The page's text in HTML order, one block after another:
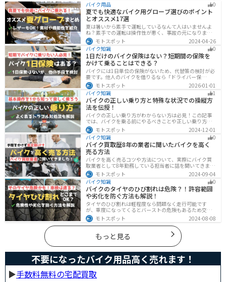
バイク用品 0
夏でも快適なバイク用グローブ選びのポイント
とオススメ17選
夏は暑いから素手で運転しているなんて人はいませんよ
ね？素手での運転は操作性が悪く、事故の元になりま
す。直射日光が当たり日焼けで余計に暑くなります。夏に
は夏用グローブを使うことで、素手より涼しく快適にバ
イクに乗ることができるので是非使いましょう。
モトスポット
2024-04-26
バイク知識
0
1日だけのバイク保険はない？短期間の保険を
かけて乗ることはできる？
バイクには1日単位の保険がないため、代替策の検討が必
要です。他人のバイクを借りるなら「ドライバー保
険」、125cc以下で家族が車持ちなら「ファミリーバイク
特約」、自身のバイクなら「バイク保険の短期加入」が
有効です。手間を省くなら、任意保険込みの「レンタル
バイク」も選べます。
モトスポット
2026-01-01
バイク知識
1
バイクの正しい乗り方と特殊な状況での操縦方
法を伝授！
バイクの正しい乗り方がわからない方は必見！この記事
では、バイクを乗る前にやるべきことや正しい乗り方、
トラブルと対処法を解説しています。実は、車と気をつ
ける部分はかなり異なるので注意が必要です。この記事
を読めば、安全で快適なバイクライフを送れます。
モトスポット
2024-12-01
バイク知識
0
バイク買取歴8年の業者に聞いたバイクを高く
売る方法
バイクを高く売るコツや方法について、実際にバイク買
取業者として8年勤務している担当者に話を聞いてきまし
た！高く買い取ってもらえるバイクの特徴や業者がどの
くらい利益を上乗せしているかなど、バイクを売ろうと
している人は必見の内容になっています。
モトスポット
2024-09-04
バイク知識
0
バイクのタイヤのひび割れは危険？！許容範囲
や劣化を防ぐ方法も解説！
タイヤのひび割れは軽程度なら問題なく走行可能です
が、重度になってくるとバーストの危険もあるため交換
が必要です。どの程度なら大丈夫なのか、タイヤのひび
割れを防ぐ方法などまとめました。快適安全にバイクに
乗るためにもしっかりとチェックしておきましょう。
モトスポット 2024-08-08
もっと見る
不要になったバイク用品高く売れます！
▶︎手数料無料の宅配買取